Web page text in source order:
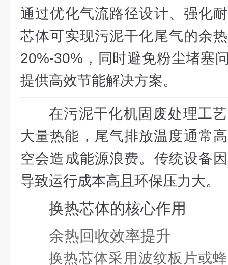
通过优化气流路径设计、强化
芯体可实现污泥干化尾气的余
20%-30%，同时避免粉尘堵塞
提供高效节能解决方案。
在污泥干化机固废处理工
大量热能，尾气排放温度通常
空会造成能源浪费。传统设备
导致运行成本高且环保压力大。
换热芯体的核心作用
余热回收效率提升
换热芯体采用波纹板片或